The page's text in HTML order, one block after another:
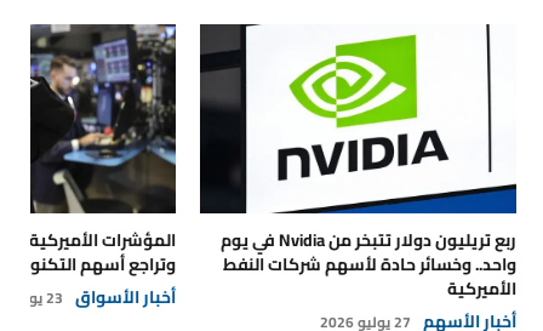
ربع تريليون دولار تتبخر من Nvidia في يوم
واحد.. وخسائر حادة لأسهم شركات النفط
الأميركية
أخبار الأسهم 27 يوليو 2026
المؤشرات الأميركية
وتراجع أسهم
أخبار الأسواق 23 يوليو 2026